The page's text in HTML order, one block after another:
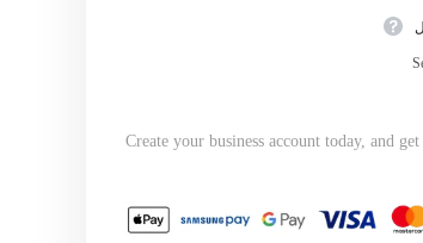
Create your business account today, and